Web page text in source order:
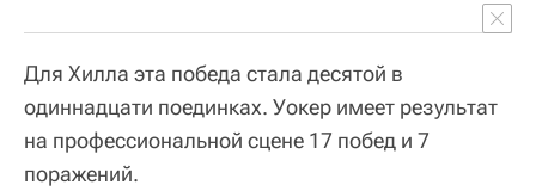
Для Хилла эта победа стала десятой в
одиннадцати поединках. Уокер имеет результат
на профессиональной сцене 17 побед и 7
поражений.